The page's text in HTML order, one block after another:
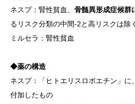
ネスプ：腎性貧血、 骨髄異形成症候群
るリスク分類の中間-2と高リスクは除
ミルセラ：腎性貧血
◆薬の構造
ネスプ：「ヒトエリスロポエチン」に
付加したもの